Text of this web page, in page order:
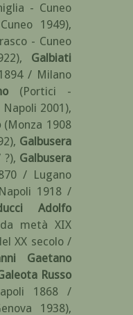
- Cuneo
1949),
- Cuneo
, Galbiati
/ Milano
(Portici -
2001),
(Monza 1908
, Galbusera
?), Galbusera
/ Lugano
1918 /
Adolfo
metà XIX
XX secolo /
Gaetano
Russo
1868 /
1938),